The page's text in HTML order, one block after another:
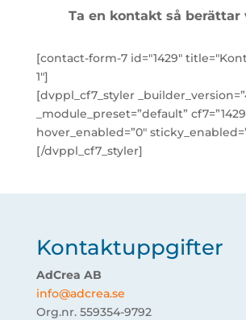
Ta en kontakt så berättar
[contact-form-7 id="1429"
1"]
[dvppl_cf7_styler
_module_preset=”default”
hover_enabled=”0″
[/dvppl_cf7_styler]
Kontaktuppgifter
AdCrea AB
info@adcrea.se
Org.nr. 559354-9792